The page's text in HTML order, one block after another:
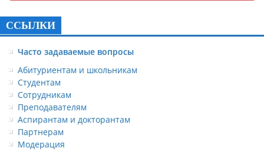
ССЫЛКИ
Часто задаваемые вопросы
Абитуриентам и школьникам
Студентам
Сотрудникам
Преподавателям
Аспирантам и докторантам
Партнерам
Модерация